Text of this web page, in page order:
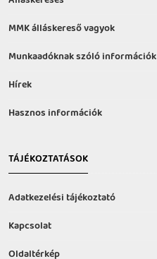
MMK álláskereső vagyok
Munkaadóknak szóló információk
Hírek
Hasznos információk
TÁJÉKOZTATÁSOK
Adatkezelési tájékoztató
Kapcsolat
Oldaltérkép